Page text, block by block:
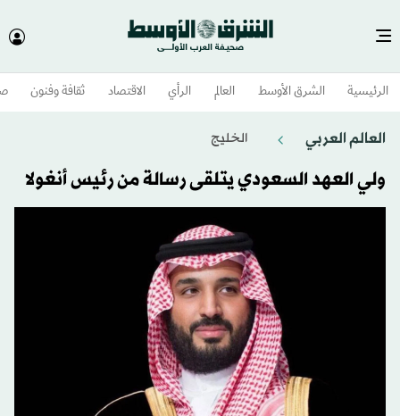
الرئيسية الشرق الأوسط​ العالم الرأي الاقتصاد ثقافة وفنون
العالم العربي الخليج
ولي العهد السعودي يتلقى رسالة من رئيس أنغولا